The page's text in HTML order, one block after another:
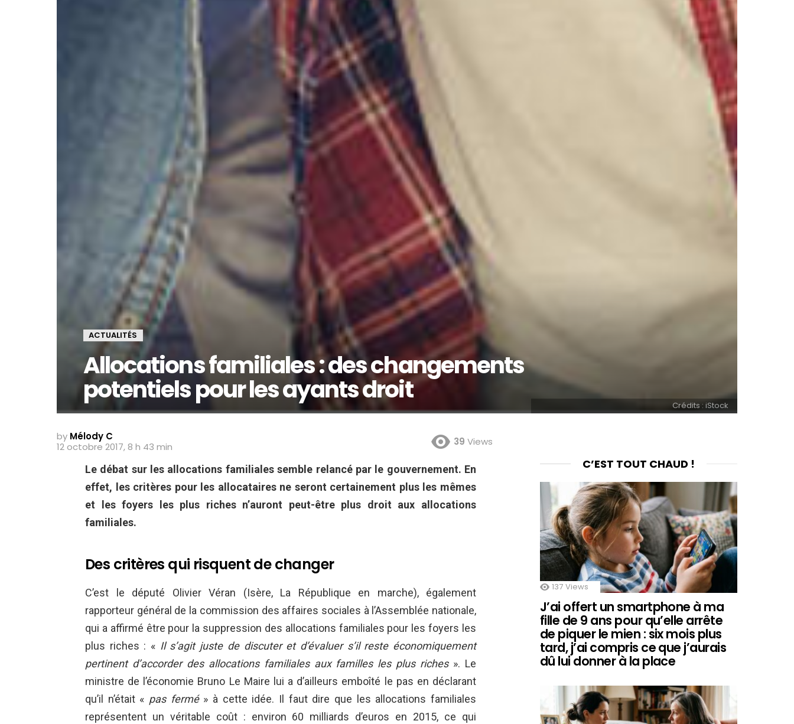
ACTUALITÉS
Allocations familiales : des changements
potentiels pour les ayants droit
Crédits : iStock
by Mélody C
12 octobre 2017, 8 h 43 min
39 Views
Le débat sur les allocations familiales semble relancé par le gouvernement. En
effet, les critères pour les allocataires ne seront certainement plus les mêmes
et les foyers les plus riches n’auront peut-être plus droit aux allocations
familiales.
Des critères qui risquent de changer
C’est le député Olivier Véran (Isère, La République en marche), également
rapporteur général de la commission des affaires sociales à l’Assemblée nationale,
qui a affirmé être pour la suppression des allocations familiales pour les foyers les
plus riches : « Il s’agit juste de discuter et d’évaluer s’il reste économiquement
pertinent d’accorder des allocations familiales aux familles les plus riches». Le
ministre de l’économie Bruno Le Maire lui a d’ailleurs emboîté le pas en déclarant
qu’il n’était « pas fermé» à cette idée. Il faut dire que les allocations familiales
représentent un véritable coût : environ 60 milliards d’euros en 2015, ce qui
C’EST TOUT CHAUD !
137 Views
J’ai offert un smartphone à ma
fille de 9 ans pour qu’elle arrête
de piquer le mien : six mois plus
tard, j’ai compris ce que j’aurais
dû lui donner à la place